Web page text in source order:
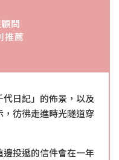
問
推薦
日記」的佈景，以及
彷彿走進時光隧道穿
投遞的信件會在一年